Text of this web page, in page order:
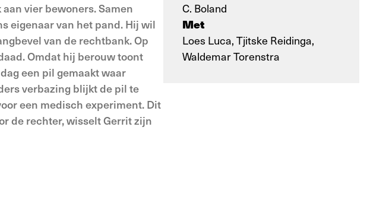
C. Boland
Met
Loes Luca, Tjitske Reidinga,
Waldemar Torenstra
vier bewoners. Samen
eigenaar van het pand. Hij wil
van de rechtbank. Op
Omdat hij berouw toont
een pil gemaakt waar
verbazing blijkt de pil te
een medisch experiment. Dit
de rechter, wisselt Gerrit zijn